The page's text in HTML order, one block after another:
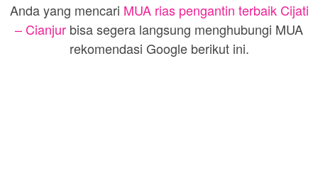
Anda yang mencari MUA rias pengantin terbaik Cijati
– Cianjur bisa segera langsung menghubungi MUA
rekomendasi Google berikut ini.